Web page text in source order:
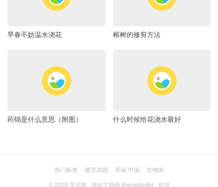
早春不妨温水浇花 榕树的修剪方法
药锦是什么意思（附图） 什么时候给花浇水最好
热门标签 建筑加固 零碳.中国
生物炭
© 2026 见识多 本站主题由 themebetter提供